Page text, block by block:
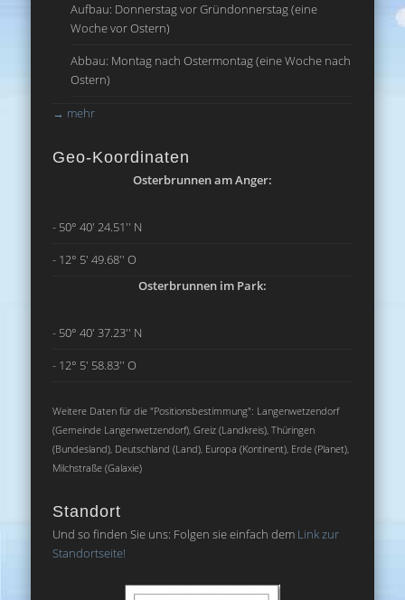
Aufbau: Donnerstag vor Gründonnerstag (eine
Woche vor Ostern)
Abbau: Montag nach Ostermontag (eine Woche nach
Ostern)
→ mehr
Geo-Koordinaten
Osterbrunnen am Anger:
- 50° 40' 24.51'' N
- 12° 5' 49.68'' O
Osterbrunnen im Park:
- 50° 40' 37.23'' N
- 12° 5' 58.83'' O
Weitere Daten für die "Positionsbestimmung": Langenwetzendorf
(Gemeinde Langenwetzendorf), Greiz (Landkreis), Thüringen
(Bundesland), Deutschland (Land), Europa (Kontinent), Erde (Planet),
Milchstraße (Galaxie)
Standort
Und so finden Sie uns: Folgen sie einfach dem Link zur
Standortseite!